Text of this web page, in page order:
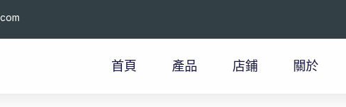
首頁 產品 店鋪 關於